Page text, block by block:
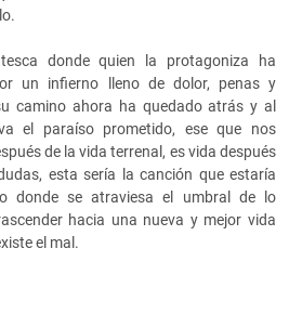
donde quien la protagoniza ha
un infierno lleno de dolor, penas y
camino ahora ha quedado atrás y al
el paraíso prometido, ese que nos
de la vida terrenal, es vida después
esta sería la canción que estaría
donde se atraviesa el umbral de lo
hacia una nueva y mejor vida
el mal.